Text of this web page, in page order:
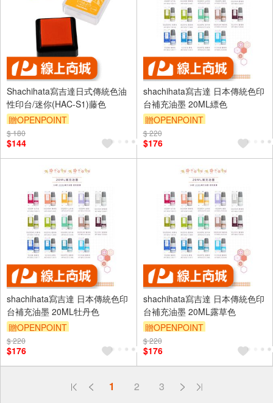
Shachihata寫吉達日式傳統色油
性印台/迷你(HAC-S1)藤色
贈OPENPOINT
$ 180
$144
shachihata寫吉達 日本傳統色印
台補充油墨 20ML縹色
贈OPENPOINT
$ 220
$176
shachihata寫吉達 日本傳統色印
台補充油墨 20ML牡丹色
贈OPENPOINT
$ 220
$176
shachihata寫吉達 日本傳統色印
台補充油墨 20ML露草色
贈OPENPOINT
$ 220
$176
1 2 3
偏遠地區配送